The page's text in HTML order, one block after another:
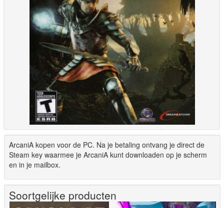
ArcaniA kopen voor de PC. Na je betaling ontvang je direct de
Steam key waarmee je ArcaniA kunt downloaden op je scherm
en in je mailbox.
Soortgelijke producten